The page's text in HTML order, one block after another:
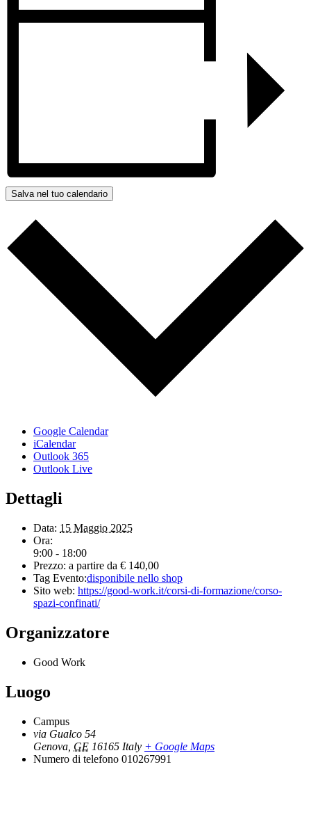
Salva nel tuo calendario
Google Calendar
iCalendar
Outlook 365
Outlook Live
Dettagli
Data: 15 Maggio 2025
Ora:
9:00 - 18:00
Prezzo: a partire da € 140,00
Tag Evento:disponibile nello shop
Sito web: https://good-work.it/corsi-di-formazione/corso-
spazi-confinati/
Organizzatore
Good Work
Luogo
Campus
via Gualco 54
Genova GE 16165 Italy + Google Maps
Numero di telefono 010267991